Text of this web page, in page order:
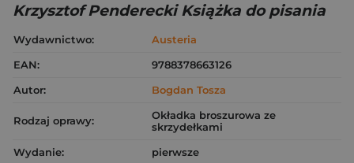
Krzysztof Penderecki Książka do pisania
Wydawnictwo:
Austeria
EAN:
9788378663126
Autor:
Bogdan Tosza
Rodzaj oprawy:
Okładka broszurowa ze
skrzydełkami
Wydanie:
pierwsze